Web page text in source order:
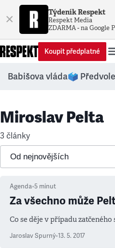
× Týdeník Respekt
Respekt Media
ZDARMA - na Google
Koupit předplatné
Babišova vláda🗳️
Miroslav Pelta
3 články
Agenda•5 minut
Za všechno může
Co se děje v případu
Jaroslav Spurný•13. 5. 2017